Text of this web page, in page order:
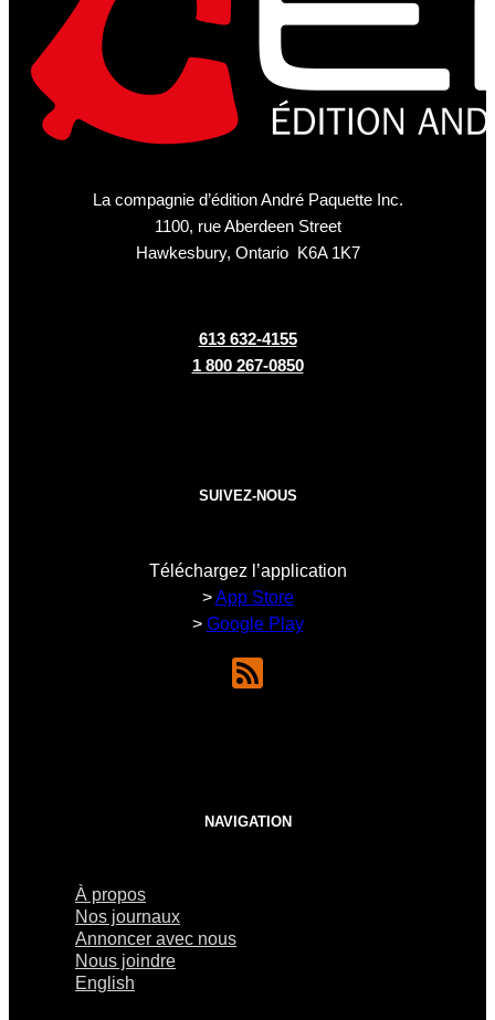
La compagnie d’édition André Paquette Inc.
1100, rue Aberdeen Street
Hawkesbury, Ontario K6A 1K7
613 632-4155
1 800 267-0850
SUIVEZ-NOUS
Téléchargez l’application
>App Store
> Google Play
NAVIGATION
À propos
Nos journaux
Annoncer avec nous
Nous joindre
English